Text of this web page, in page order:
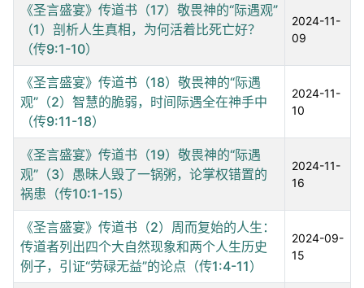
《圣言盛宴》传道书（17）敬畏神的“际遇观”
（1）剖析人生真相，为何活着比死亡好？
（传9:1-10）
2024-11-
09
《圣言盛宴》传道书（18）敬畏神的“际遇
观”（2）智慧的脆弱，时间际遇全在神手中
（传9:11-18）
2024-11-
10
《圣言盛宴》传道书（19）敬畏神的“际遇
观”（3）愚昧人毁了一锅粥，论掌权错置的
祸患（传10:1-15）
2024-11-
16
《圣言盛宴》传道书（2）周而复始的人生：
传道者列出四个大自然现象和两个人生历史
例子，引证“劳碌无益”的论点（传1:4-11）
2024-09-
15